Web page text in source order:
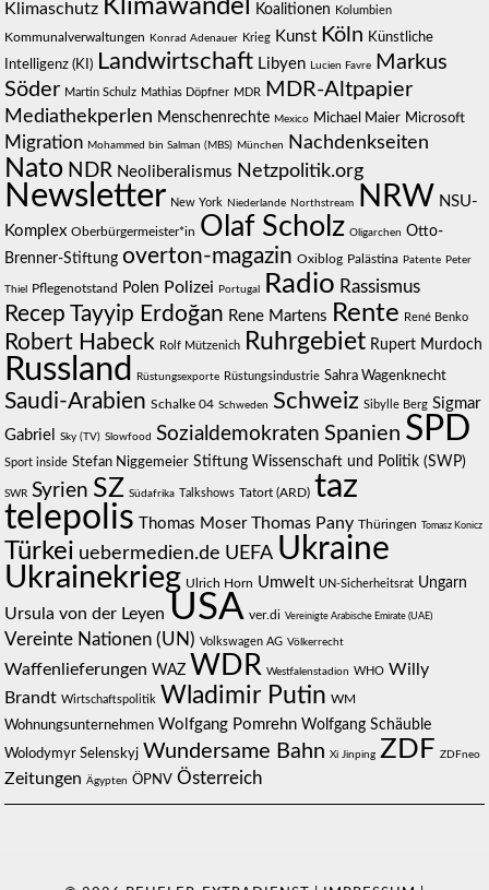
Klimaschutz Klimawandel Koalitionen Kolumbien
Kommunalverwaltungen Konrad Adenauer Krieg Kunst Köln Künstliche
Intelligenz (KI) Landwirtschaft Libyen Lucien Favre
Markus
Söder Martin Schulz Mathias Döpfner MDR MDR-Altpapier
Mediathekperlen Menschenrechte Mexico Michael Maier Microsoft
Migration Mohammed bin Salman (MBS) München Nachdenkseiten
Nato NDR Neoliberalismus Netzpolitik.org
Newsletter New York Niederlande Northstream NRW NSU-
Komplex Oberbürgermeister*in Olaf Scholz Oligarchen Otto-
Brenner-Stiftung overton-magazin Oxiblog Palästina Patente Peter
Thiel Pflegenotstand Polen Polizei Portugal Radio Rassismus
Recep Tayyip Erdoğan Rene Martens Rente René Benko
Robert Habeck Rolf Mützenich Ruhrgebiet Rupert Murdoch
Russland Rüstungsexporte Rüstungsindustrie Sahra Wagenknecht
Saudi-Arabien Schalke 04 Schweden Schweiz Sibylle Berg Sigmar
Gabriel
Sky (TV) Slowfood Sozialdemokraten Spanien SPD
Sport inside Stefan Niggemeier Stiftung Wissenschaft und Politik (SWP)
SWR Syrien SZ Südafrika Talkshows Tatort (ARD) taz
telepolis Thomas Moser Thomas Pany Thüringen Tomasz Konicz
Türkei uebermedien.de UEFA Ukraine
Ukrainekrieg Ulrich Horn Umwelt UN-Sicherheitsrat Ungarn
Ursula von der Leyen USA ver.di Vereinigte Arabische Emirate (UAE)
Vereinte Nationen (UN) Volkswagen AG Völkerrecht
Waffenlieferungen WAZ WDR Westfalenstadion WHO Willy
Brandt Wirtschaftspolitik Wladimir Putin WM
Wohnungsunternehmen Wolfgang Pomrehn Wolfgang Schäuble
Wolodymyr Selenskyj Wundersame Bahn Xi Jinping ZDF ZDFneo
Zeitungen Ägypten ÖPNV Österreich